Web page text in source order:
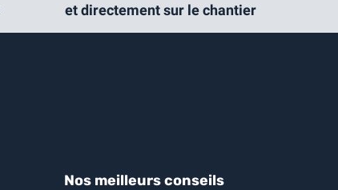
et directement sur le chantier
Nos meilleurs conseils